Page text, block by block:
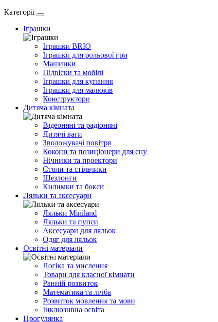
Категорії
Іграшки
Іграшки BRIO
Іграшки для рольової гри
Машинки
Підвіски та мобілі
Іграшки для купання
Іграшки для малюків
Конструктори
Дитяча кімната
Відеоняні та радіоняні
Дитячі ваги
Зволожувачі повітря
Кокони та позиціонери для сну
Нічники та проектори
Столи та стільчики
Шезлонги
Килимки та бокси
Ляльки та аксесуари
Ляльки Miniland
Ляльки та пупси
Аксесуари для ляльок
Одяг для ляльок
Освітні матеріали
Логіка та мислення
Товари для класної кімнати
Ранній розвиток
Математика та лічба
Розвиток мовлення та мови
Інклюзивна освіта
Прогулянка